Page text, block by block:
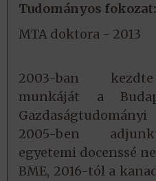
Tudományos fokozat:
MTA doktora - 2013
2003-ban
munkáját a
2005-ben
egyetemi docenssé
BME, 2016-tól a